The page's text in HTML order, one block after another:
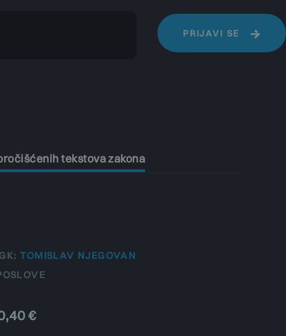
PRIJAVI SE
tekstova zakona
TOMISLAV NJEGOVAN
€